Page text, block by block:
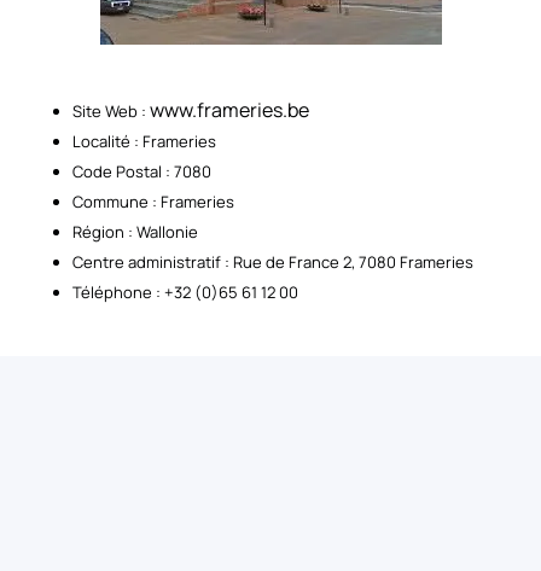
Site Web : www.frameries.be
Localité : Frameries
Code Postal : 7080
Commune : Frameries
Région : Wallonie
Centre administratif : Rue de France 2, 7080 Frameries
Téléphone : +32 (0)65 61 12 00